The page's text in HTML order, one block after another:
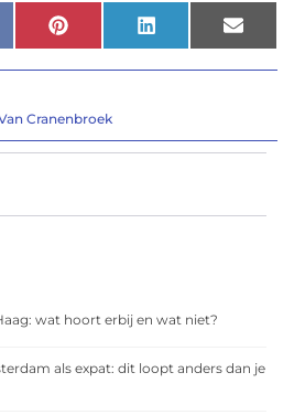
Pinterest LinkedIn Email
Cranenbroek
wat hoort erbij en wat niet?
als expat: dit loopt anders dan je